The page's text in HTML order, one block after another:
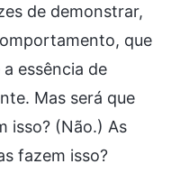
de demonstrar,
que
essência de
Mas será que
isso? (Não.) As
fazem isso?